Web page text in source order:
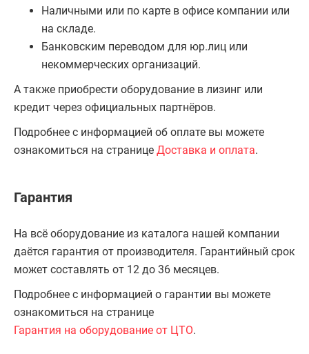
Наличными или по карте в офисе компании или
на складе.
Банковским переводом для юр.лиц или
некоммерческих организаций.
А также приобрести оборудование в лизинг или
кредит через официальных партнёров.
Подробнее с информацией об оплате вы можете
ознакомиться на странице Доставка и оплата.
Гарантия
На всё оборудование из каталога нашей компании
даётся гарантия от производителя. Гарантийный срок
может составлять от 12 до 36 месяцев.
Подробнее с информацией о гарантии вы можете
ознакомиться на странице
Гарантия на оборудование от ЦТО.